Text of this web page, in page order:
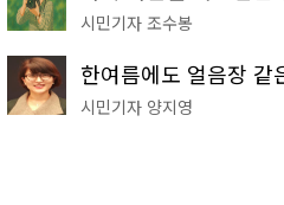
시민기자 조수봉
시민기자 양지영